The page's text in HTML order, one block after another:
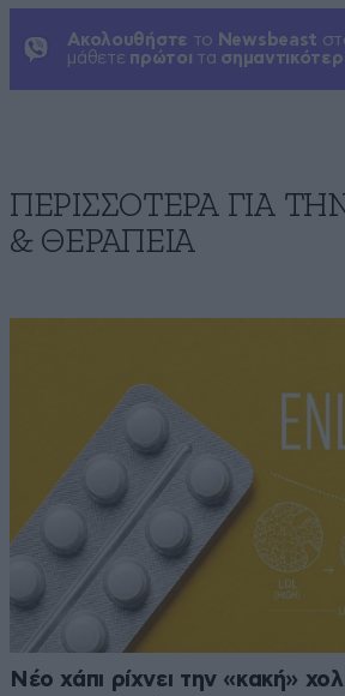
Ακολουθήστε το Newsbeast
μάθετε πρώτοι τα
ΠΕΡΙΣΣΟΤΕΡΑ ΓΙΑ
& ΘΕΡΑΠΕΙΑ
Νέο χάπι ρίχνει την «κακή»